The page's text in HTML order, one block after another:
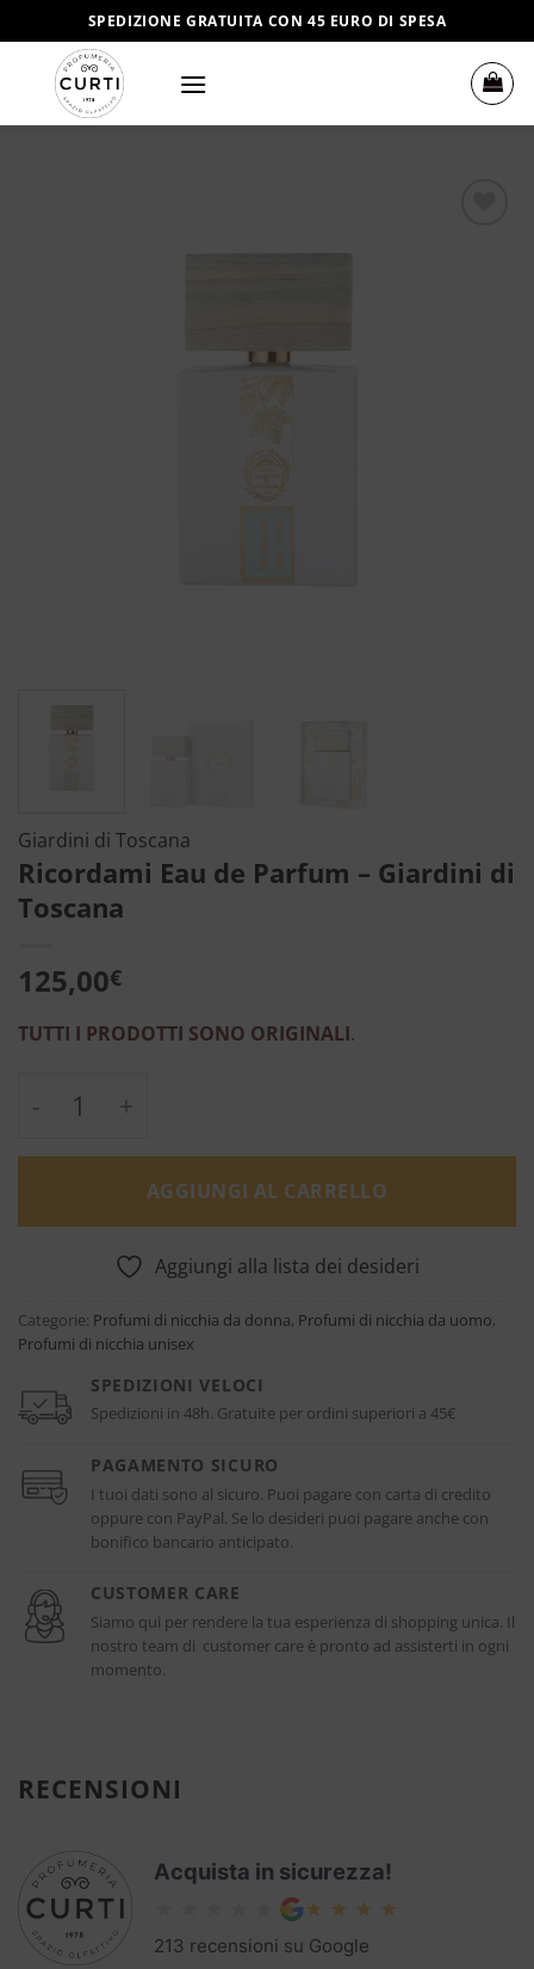
ai
contenuti
SPEDIZIONE GRATUITA CON 45 EURO DI SPESA
Giardini di Toscana
Ricordami Eau de Parfum – Giardini di
Toscana
125,00€
TUTTI I PRODOTTI SONO ORIGINALI.
Ricordami Eau de Parfum - Giardini di
AGGIUNGI AL CARRELLO
Aggiungi alla lista dei desideri
Categorie: Profumi di nicchia da donna, Profumi di nicchia da uomo,
Profumi di nicchia unisex
SPEDIZIONI VELOCI
Spedizioni in 48h. Gratuite per ordini superiori a 45€
PAGAMENTO SICURO
I tuoi dati sono al sicuro. Puoi pagare con carta di credito
oppure con PayPal. Se lo desideri puoi pagare anche con
bonifico bancario anticipato.
CUSTOMER CARE
Siamo qui per rendere la tua esperienza di shopping unica. Il
nostro team di customer care è pronto ad assisterti in ogni
momento.
RECENSIONI
Acquista in sicurezza!
213 recensioni su Google